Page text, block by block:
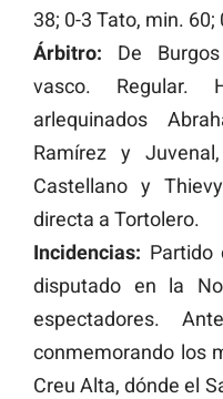
38; 0-3 Tato, min.
Árbitro: De
vasco. Regular.
arlequinados
Ramírez y
Castellano y
directa a Tortolero.
Incidencias: Partido
disputado en la
espectadores.
conmemorando los
Creu Alta, dónde el